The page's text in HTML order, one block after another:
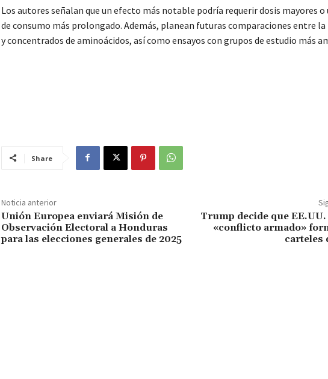
Los autores señalan que un efecto más notable podría requerir dosis mayores o
de consumo más prolongado. Además, planean futuras comparaciones entre
y concentrados de aminoácidos, así como ensayos con grupos de estudio más
Share
Noticia anterior
Unión Europea enviará Misión de
Observación Electoral a Honduras
para las elecciones generales de 2025
Trump decide que
«conflicto armado»
carteles